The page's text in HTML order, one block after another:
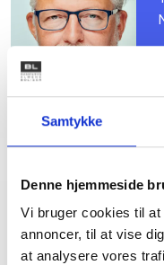
Samtykke
Denne hjemmeside
Vi bruger cookies til
annoncer, til at vise
at analysere vores
Relateret indhold